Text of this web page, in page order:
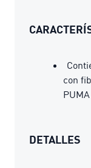
con
DETALLES